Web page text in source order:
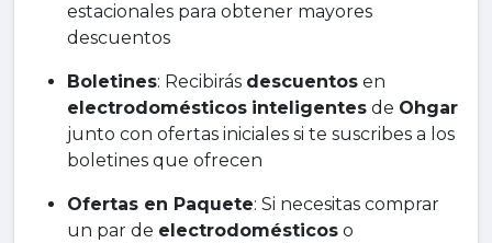
estacionales para obtener mayores
descuentos
Boletines: Recibirás descuentos en
electrodomésticos inteligentes de Ohgar
junto con ofertas iniciales si te suscribes a los
boletines que ofrecen
Ofertas en Paquete: Si necesitas comprar
un par de electrodomésticos o